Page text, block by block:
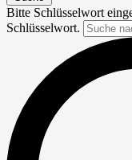
Bitte Schlüsselwort
Schlüsselwort.